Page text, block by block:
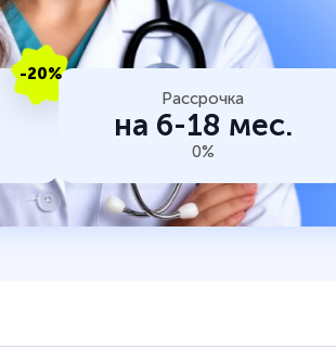
-20%
Рассрочка
на 6-18 мес.
0%